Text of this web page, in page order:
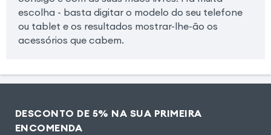
escolha - basta digitar o modelo do seu telefone
ou tablet e os resultados mostrar-lhe-ão os
acessórios que cabem.
DESCONTO DE 5% NA SUA PRIMEIRA
ENCOMENDA